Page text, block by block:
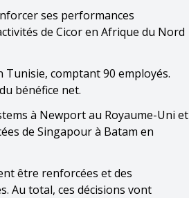
ses performances
de Cicor en Afrique du Nord
comptant 90 employés.
bénéfice net.
à Newport au Royaume-Uni et
de Singapour à Batam en
être renforcées et des
Au total, ces décisions vont